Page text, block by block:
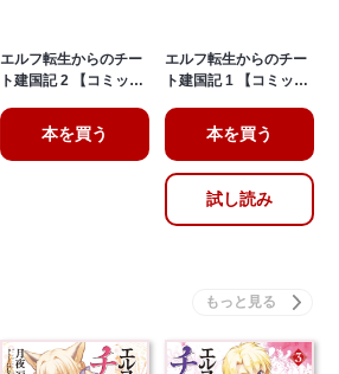
エルフ転生からのチー
ト建国記 2 【コミッ…
本を買う
エルフ転生からのチー
ト建国記 1 【コミッ…
本を買う
試し読み